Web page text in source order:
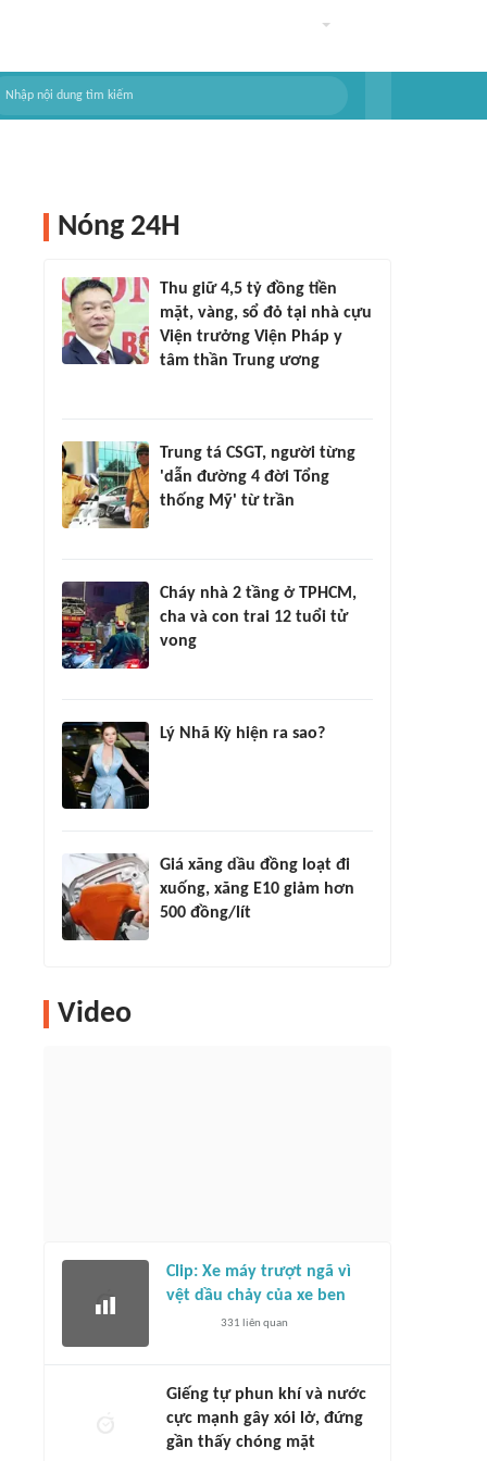
Nóng 24H
Thu giữ 4,5 tỷ đồng tiền
mặt, vàng, sổ đỏ tại nhà cựu
Viện trưởng Viện Pháp y
tâm thần Trung ương
Trung tá CSGT, người từng
'dẫn đường 4 đời Tổng
thống Mỹ' từ trần
Cháy nhà 2 tầng ở TPHCM,
cha và con trai 12 tuổi tử
vong
Lý Nhã Kỳ hiện ra sao?
Giá xăng dầu đồng loạt đi
xuống, xăng E10 giảm hơn
500 đồng/lít
Video
Clip: Xe máy trượt ngã vì
vệt dầu chảy của xe ben
331 liên quan
Giếng tự phun khí và nước
cực mạnh gây xói lở, đứng
gần thấy chóng mặt